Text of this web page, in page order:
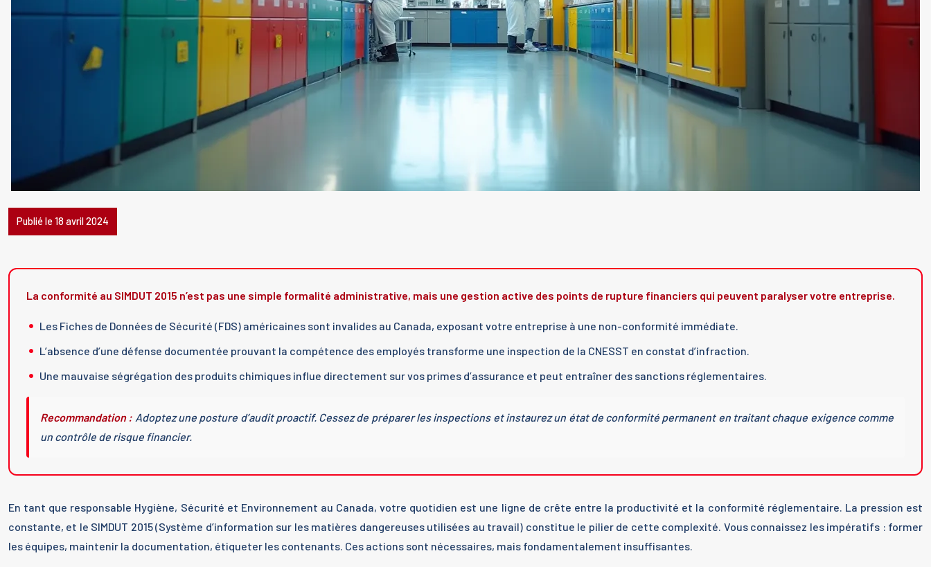
Publié le 18 avril 2024
La conformité au SIMDUT 2015 n’est pas une simple formalité administrative, mais une gestion active des points de rupture financiers qui peuvent paralyser votre entreprise.
Les Fiches de Données de Sécurité (FDS) américaines sont invalides au Canada, exposant votre entreprise à une non-conformité immédiate.
L’absence d’une défense documentée prouvant la compétence des employés transforme une inspection de la CNESST en constat d’infraction.
Une mauvaise ségrégation des produits chimiques influe directement sur vos primes d’assurance et peut entraîner des sanctions réglementaires.
Recommandation : Adoptez une posture d’audit proactif. Cessez de préparer les inspections et instaurez un état de conformité permanent en traitant chaque exigence comme
un contrôle de risque financier.
En tant que responsable Hygiène, Sécurité et Environnement au Canada, votre quotidien est une ligne de crête entre la productivité et la conformité réglementaire. La pression est
constante, et le SIMDUT 2015 (Système d’information sur les matières dangereuses utilisées au travail) constitue le pilier de cette complexité. Vous connaissez les impératifs : former
les équipes, maintenir la documentation, étiqueter les contenants. Ces actions sont nécessaires, mais fondamentalement insuffisantes.